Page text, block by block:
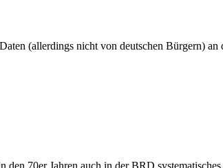
(allerdings nicht von deutschen Bürgern) an